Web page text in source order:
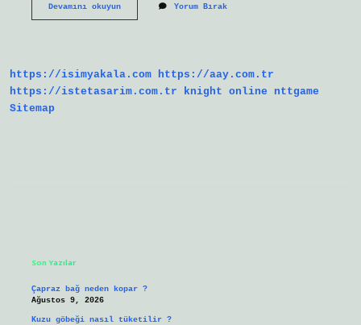
Devamını okuyunÖrümcekler
Yorum Bırak
https://isimyakala.com https://aay.com.tr
https://istetasarim.com.tr
knight online
nttgame
Sitemap
Son Yazılar
Çapraz bağ neden kopar ?
Ağustos 9, 2026
Kuzu göbeği nasıl tüketilir ?